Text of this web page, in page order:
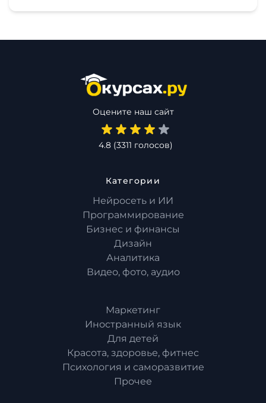
Оцените наш сайт
4.8(3311 голосов)
Категории
Нейросеть и ИИ
Программирование
Бизнес и финансы
Дизайн
Аналитика
Видео, фото, аудио
Маркетинг
Иностранный язык
Для детей
Красота, здоровье, фитнес
Психология и саморазвитие
Прочее